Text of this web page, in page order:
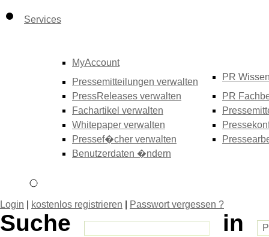
Services
MyAccount
Pressemitteilungen verwalten
PressReleases verwalten
Fachartikel verwalten
Whitepaper verwalten
Pressef�cher verwalten
Benutzerdaten �ndern
PR
PR
Login kostenlos registrieren Passwort vergessen ?
Suche
in